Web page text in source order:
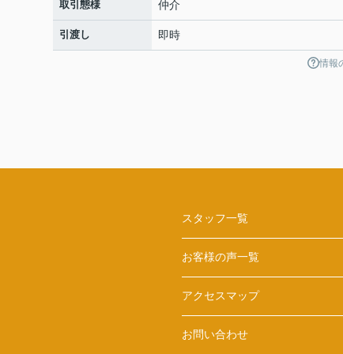
取引態様 仲介
引渡し 即時
情報
スタッフ一覧
お客様の声一覧
アクセスマップ
お問い合わせ